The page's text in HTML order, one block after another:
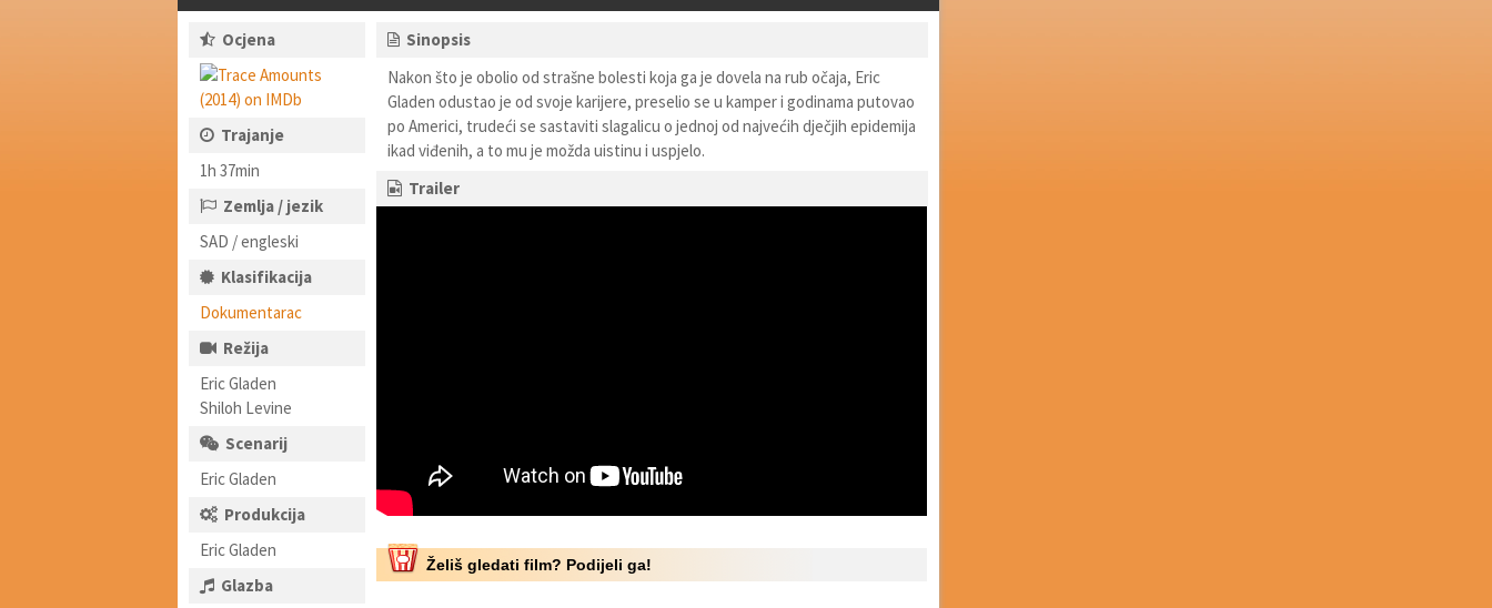
Ocjena
Trajanje
1h 37min
Zemlja / jezik
SAD / engleski
Klasifikacija
Dokumentarac
Režija
Eric Gladen
Shiloh Levine
Scenarij
Eric Gladen
Produkcija
Eric Gladen
Glazba
Sinopsis
Nakon što je obolio od strašne bolesti koja ga je dovela na rub očaja, Eric
Gladen odustao je od svoje karijere, preselio se u kamper i godinama putovao
po Americi, trudeći se sastaviti slagalicu o jednoj od najvećih dječjih epidemija
ikad viđenih, a to mu je možda uistinu i uspjelo.
Trailer
Želiš gledati film? Podijeli ga!